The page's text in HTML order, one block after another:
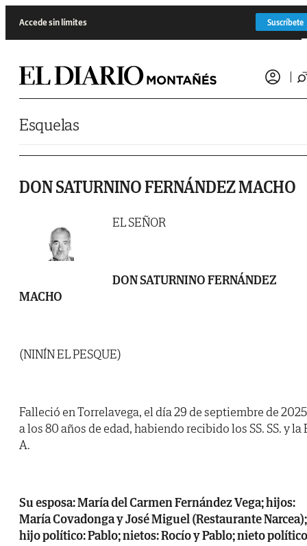
Accede sin límites Suscríbete
Esquelas
DON SATURNINO FERNÁNDEZ MACHO
EL SEÑOR
DON SATURNINO FERNÁNDEZ
MACHO
(NINÍN EL PESQUE)
Falleció en Torrelavega, el día 29 de septiembre de
a los 80 años de edad, habiendo recibido los SS. SS. y la
A.
Su esposa: María del Carmen Fernández Vega; hijos:
María Covadonga y José Miguel (Restaurante Narcea);
hijo político: Pablo; nietos: Rocío y Pablo; nieto